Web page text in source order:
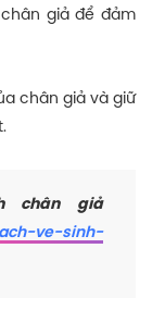
giả để đảm
chân giả và giữ
chân giả
ve-sinh-